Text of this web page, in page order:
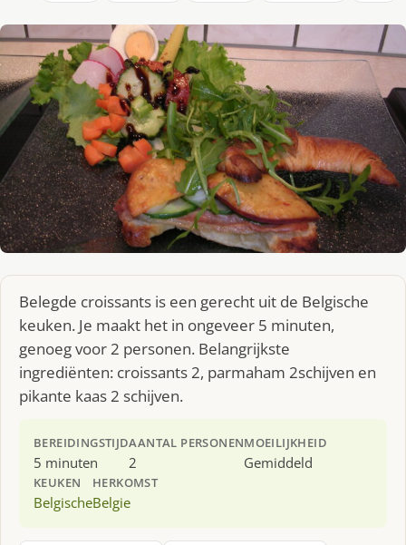
Belegde croissants is een gerecht uit de Belgische
keuken. Je maakt het in ongeveer 5 minuten,
genoeg voor 2 personen. Belangrijkste
ingrediënten: croissants 2, parmaham 2schijven en
pikante kaas 2 schijven.
BEREIDINGSTIJD
5 minuten
AANTAL PERSONEN
2
MOEILIJKHEID
Gemiddeld
KEUKEN
Belgische
HERKOMST
Belgie